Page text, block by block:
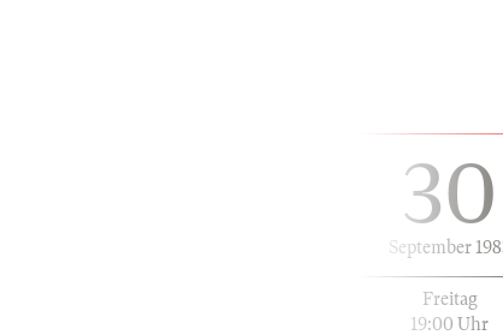
30
September
Freitag
19:00 Uhr